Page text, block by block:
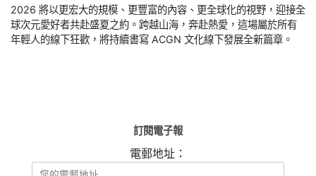
2026 將以更宏大的規模、更豐富的內容、更全球化的視野，迎接全
球次元愛好者共赴盛夏之約。跨越山海，奔赴熱愛，這場屬於所有
年輕人的線下狂歡，將持續書寫 ACGN 文化線下發展全新篇章。
訂閱電子報
電郵地址：